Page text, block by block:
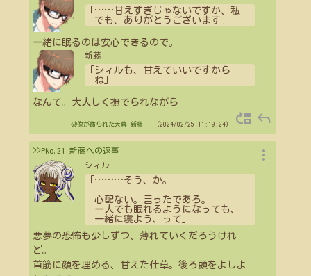
……甘えすぎじゃないですか、私
でも、ありがとうございます」
一緒に眠るのは安心できるので。
新藤
「シィルも、甘えていいですから
ね」
なんて。大人しく撫でられながら
砂像が飾られた天幕 新藤 - （2024/02/25 11:19:24） move_up reply
>>PNo.21 新藤への返事
シィル
………そう、か。
心配ない。言ったであろ。
一人でも眠れるようになっても、
一緒に寝よう、って」
悪夢の恐怖も少しずつ、薄れていくだろうけれ
ど。
首筋に顔を埋める、甘えた仕草。後ろ頭をよしよ
more_vert